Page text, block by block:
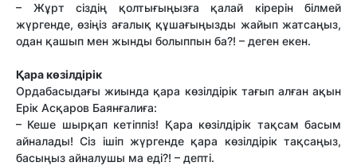
– Жұрт сіздің қолтығыңызға қалай кірерін білмей
жүргенде, өзіңіз ағалық құшағыңызды жайып жатсаңыз,
одан қашып мен жынды болыппын ба?! – деген екен.
Қара көзілдірік
Ордабасыдағы жиында қара көзілдірік тағып алған ақын
Ерік Асқаров Баянғалиға:
– Кеше шырқап кетіппіз! Қара көзілдірік тақсам басым
айналады! Сіз ішіп жүргенде қара көзілдірік тақсаңыз,
басыңыз айналушы ма еді?! – депті.